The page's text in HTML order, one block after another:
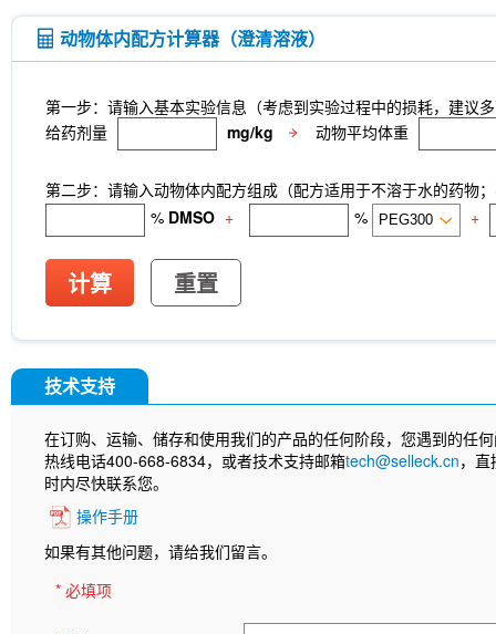
oil
Substance P TFA
Rhizoma Extract
Achyranthes bidentata root
CD62p)
Samrotamab (Anti-LRRC15 / LIB)
(Anti-Sortilin / SORT1)
Anti-mouse Ly6G/Ly6C
Anti-rat Kappa Immunoglobulin Light
[B12L19]
CNPase Antibody (Rabbit mAb)
(Rabbit mAb) [J23P13]
Cytokeratin 17
(Rabbit mAb) [A17G4]
NDUFB8 Antibody
(Rabbit mAb) [P21B22]
independent) Antibody (Rabbit mAb) [E19P8]
MCM5 Antibody (Rabbit mAb) [N13F4]
Human IgD Antibody [IA6-2]
[B10D23]
Estrogen Related Receptorα
动物体内配方计算器（澄清溶液）
第一步：请输入基本实验信息（考虑到实验过程中的损耗，建议
给药剂量
mg/kg 动物平均体重
第二步：请输入动物体内配方组成（配方适用于不溶于水的药物
% DMSO + % +
计算 重置
技术支持
在订购、运输、储存和使用我们的产品的任何阶段，您遇到的任
热线电话400-668-6834，或者技术支持邮箱tech@selleck.cn，
时内尽快联系您。
操作手册
如果有其他问题，请给我们留言。
* 必填项